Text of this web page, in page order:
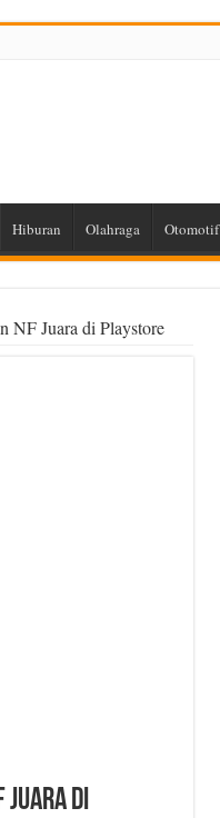
Hiburan Olahraga Otomotif
NF Juara di Playstore
Juara di